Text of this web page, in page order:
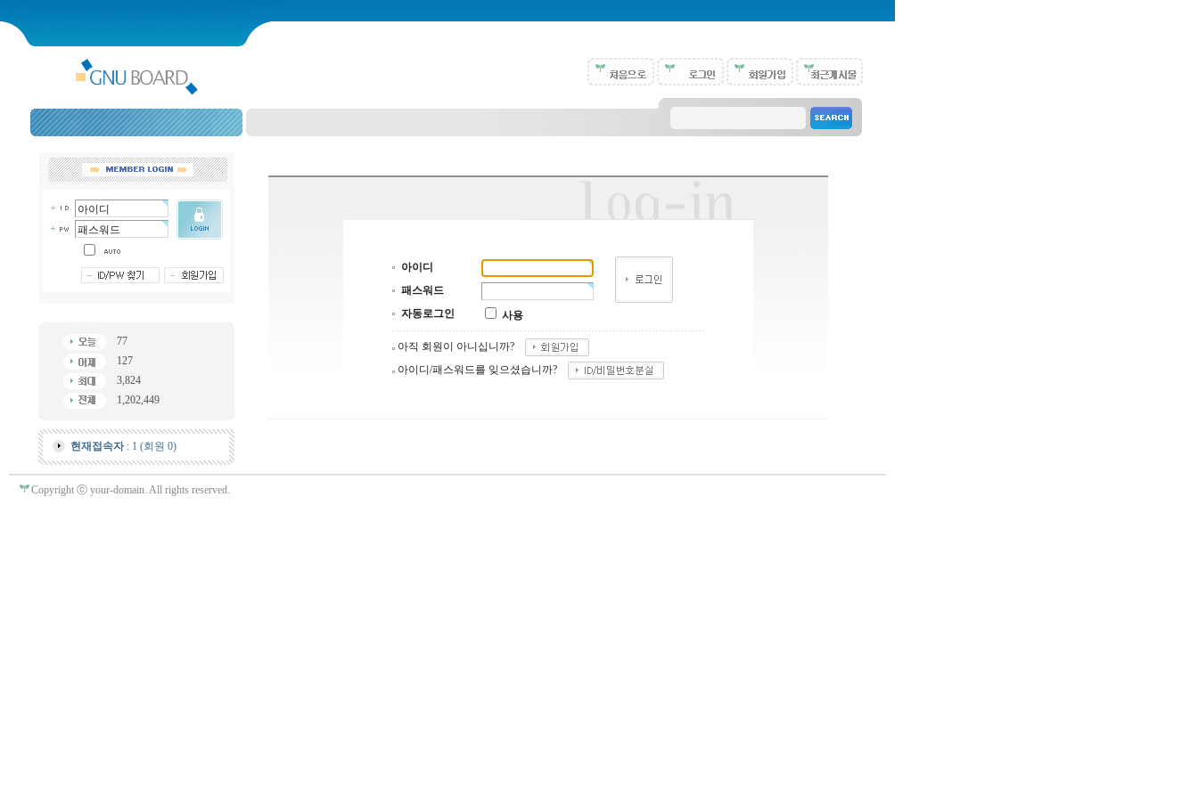
77
127
3,824
1,202,449
현재접속자: 1 (회원 0)
아이디
패스워드
자동로그인
사용
아직 회원이 아니십니까?
아이디/패스워드를 잊으셨습니까?
Copyright ⓒ your-domain. All rights reserved.